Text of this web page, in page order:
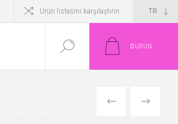
Ürün listesini karşılaştırın
0 ÜRÜN
ÖNCEKISONRAKI